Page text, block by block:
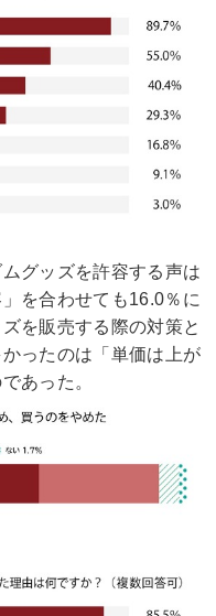
グッズを許容する声は
を合わせても16.0％に
を販売する際の対策と
ったのは「単価は上が
あった。